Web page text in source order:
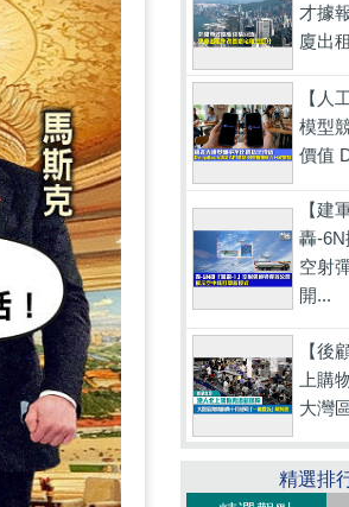
才據
廈出
【人
模型
價值
【建
轟-6N
空射
開...
【後
上購
大灣
精選排